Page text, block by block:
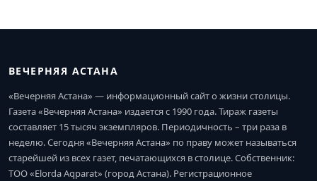
ВЕЧЕРНЯЯ АСТАНА
«Вечерняя Астана» — информационный сайт о жизни столицы.
Газета «Вечерняя Астана» издается с 1990 года. Тираж газеты
составляет 15 тысяч экземпляров. Периодичность – три раза в
неделю. Сегодня «Вечерняя Астана» по праву может называться
старейшей из всех газет, печатающихся в столице. Собственник:
ТОО «Elorda Aqparat» (город Астана). Регистрационное